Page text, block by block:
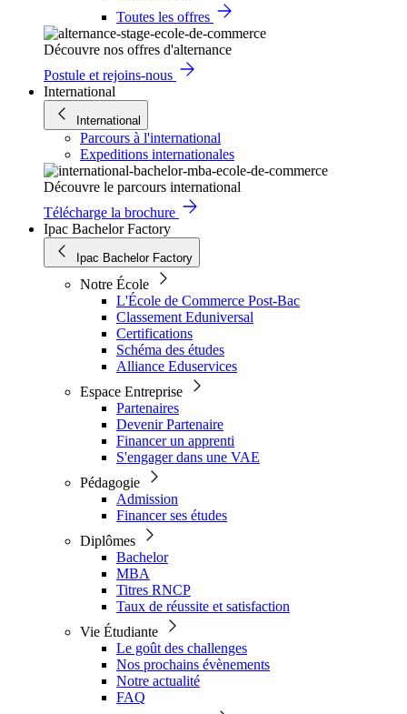
Toutes les offres
Découvre nos offres d'alternance
Postule et rejoins-nous
International
International
Parcours à l'international
Expeditions internationales
Découvre le parcours international
Télécharge la brochure
Ipac Bachelor Factory
Ipac Bachelor Factory
Notre École
L'École de Commerce Post-Bac
Classement Eduniversal
Certifications
Schéma des études
Alliance Eduservices
Espace Entreprise
Partenaires
Devenir Partenaire
Financer un apprenti
S'engager dans une VAE
Pédagogie
Admission
Financer ses études
Diplômes
Bachelor
MBA
Titres RNCP
Taux de réussite et satisfaction
Vie Étudiante
Le goût des challenges
Nos prochains évènements
Notre actualité
FAQ